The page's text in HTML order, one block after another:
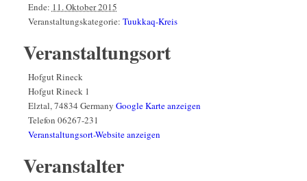
Ende: 11. Oktober 2015
Veranstaltungskategorie: Tuukkaq-Kreis
Veranstaltungsort
Hofgut Rineck
Hofgut Rineck 1
Elztal,74834 Germany Google Karte anzeigen
Telefon 06267-231
Veranstaltungsort-Website anzeigen
Veranstalter